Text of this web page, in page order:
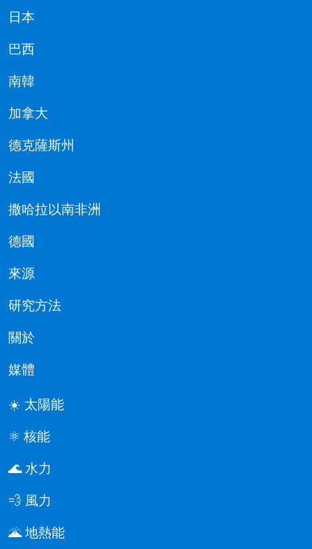
日本
巴西
南韓
加拿大
德克薩斯州
法國
撒哈拉以南非洲
德國
來源
研究方法
關於
媒體
☀️ 太陽能
⚛️ 核能
🌊 水力
💨 風力
🌋 地熱能